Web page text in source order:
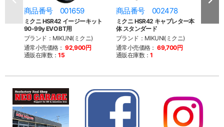
商品番号 001659
ミクニ HSR42 イージーキット
90-99y EVO BT用
ブランド：MIKUNI(ミクニ)
通常小売価格： 92,900円
通販在庫数：15
商品番号 002478
ミクニ HSR42 キャブレター本
体 スタンダード
ブランド：MIKUNI(ミクニ)
通常小売価格： 69,700円
通販在庫数：1